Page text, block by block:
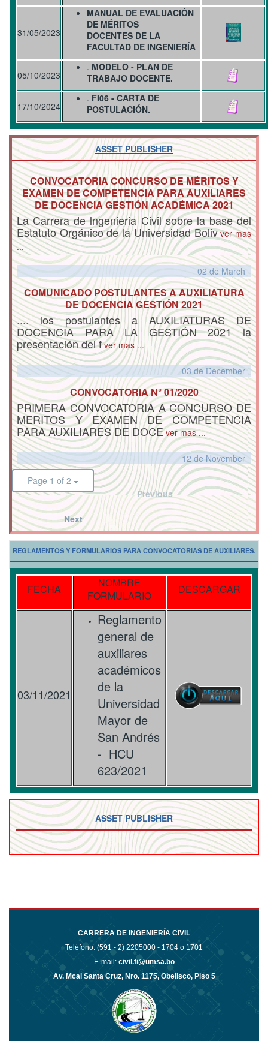
31/05/2023
MANUAL DE EVALUACIÓN
DE MÉRITOS
DOCENTES DE LA
FACULTAD DE INGENIERÍA
05/10/2023
. MODELO - PLAN DE
TRABAJO DOCENTE.
17/10/2024
. FI06 - CARTA DE
POSTULACIÓN.
ASSET PUBLISHER
CONVOCATORIA CONCURSO DE MÉRITOS Y
EXAMEN DE COMPETENCIA PARA AUXILIARES
DE DOCENCIA GESTIÓN ACADÉMICA 2021
La Carrera de lngenieria Civil sobre la base del
Estatuto Orgánico de la Universidad Bolivver mas
...
02 de March
COMUNICADO POSTULANTES A AUXILIATURA
DE DOCENCIA GESTIÓN 2021
.... los postulantes a AUXILIATURAS DE
DOCENCIA PARA LA GESTIÓN 2021 la
presentación del fver mas ...
03 de December
CONVOCATORIA N° 01/2020
PRIMERA CONVOCATORIA A CONCURSO DE
MERITOS Y EXAMEN DE COMPETENCIA
PARA AUXILIARES DE DOCEver mas ...
12 de November
Page 1 of 2
Previous
Next
REGLAMENTOS Y FORMULARIOS PARA CONVOCATORIAS DE AUXILIARES.
FECHA
NOMBRE
FORMULARIO
DESCARGAR
03/11/2021
Reglamento
general de
auxiliares
académicos
de la
Universidad
Mayor de
San Andrés
- HCU
623/2021
ASSET PUBLISHER
CARRERA DE INGENIERÍA CIVIL
Teléfono: (591 - 2) 2205000 - 1704 o 1701
E-mail: civil.fi@umsa.bo
Av. Mcal Santa Cruz, Nro. 1175, Obelisco, Piso 5